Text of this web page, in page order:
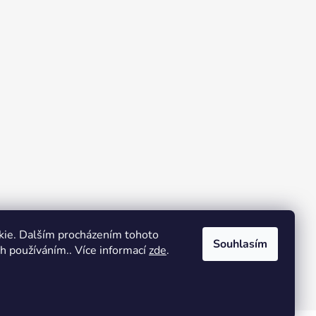
Dalším procházením tohoto
používáním.. Více informacízde. Souhlasím